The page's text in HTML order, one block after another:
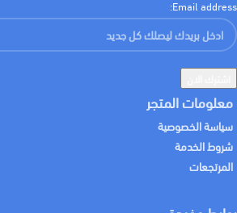
Email address:
معلومات المتجر
سياسة الخصوصية
شروط الخدمة
المرتجعات